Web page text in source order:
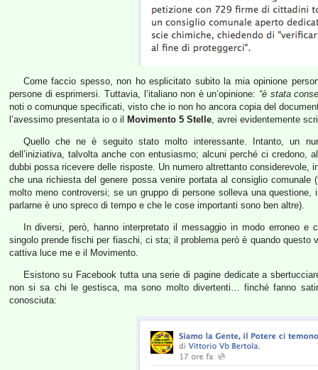
Come faccio spesso, non ho esplicitato subito la mia opinione
persone di esprimersi. Tuttavia, l’italiano non è un’opinione: “è stata
noti o comunque specificati, visto che io non ho ancora copia del
l’avessimo presentata io o il
Movimento 5 Stelle, avrei evidentemente
Quello che ne è seguito stato molto interessante. Intanto, un
dell’iniziativa, talvolta anche con entusiasmo; alcuni perché ci credono,
dubbi possa ricevere delle risposte. Un numero altrettanto
che una richiesta del genere possa venire portata al consiglio
molto meno controversi; se un gruppo di persone solleva una
parlarne è uno spreco di tempo e che le cose importanti sono ben altre).
In diversi, però, hanno interpretato il messaggio in modo erroneo
singolo prende fischi per fiaschi, ci sta; il problema però è quando
cattiva luce me e il Movimento.
Esistono su Facebook tutta una serie di pagine dedicate a
non si sa chi le gestisca, ma sono molto divertenti… finché fanno
conosciuta: